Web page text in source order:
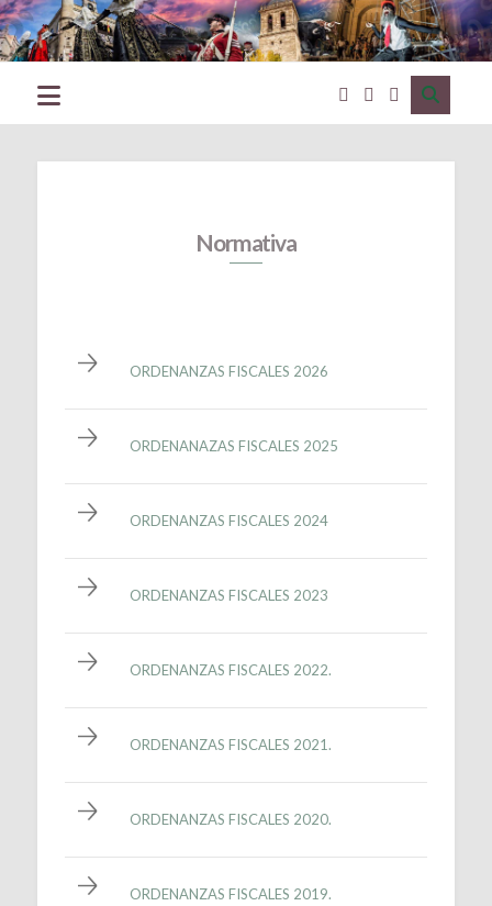
Excmo.
Ayuntamiento
Rodrigo
Normativa
ORDENANZAS FISCALES 2026
ORDENANAZAS FISCALES 2025
ORDENANZAS FISCALES 2024
ORDENANZAS FISCALES 2023
ORDENANZAS FISCALES 2022.
ORDENANZAS FISCALES 2021.
ORDENANZAS FISCALES 2020.
ORDENANZAS FISCALES 2019.